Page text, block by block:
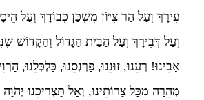
עִירָךְ וְעַל הַר צִיּוֹן מִשְׁכַּן כְּבוֹדָךְ וְעַל
וְעַל דְּבִירָךְ וְעַל הַבַּיִת הַגָּדוֹל וְהַקָּדוֹשׁ
אָבִינוּ! רְעֵנוּ, זוּנֵנוּ, פַּרְנְסֵנוּ, כַּלְכְּלֵנוּ,
מְהֵרָה מִכָּל צָרוֹתֵינוּ, וְאַל תַּצְרִיכֵנוּ יְהֹוָה